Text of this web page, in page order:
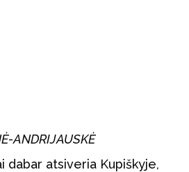
ANDRIJAUSKĖ
dabar atsiveria Kupiškyje,